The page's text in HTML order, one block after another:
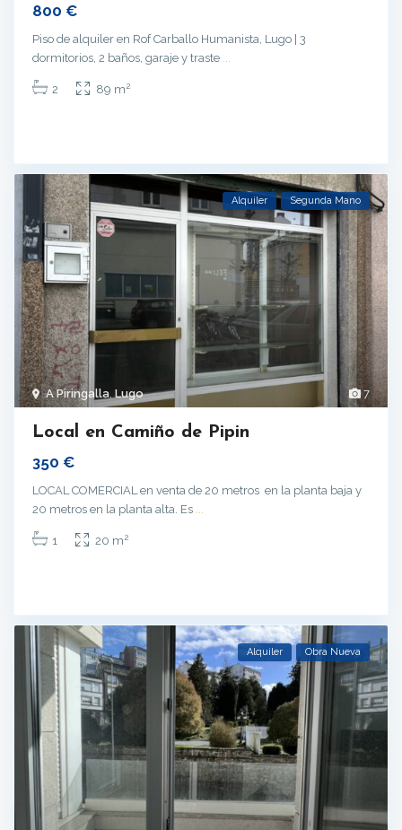
800 €
Piso de alquiler en Rof Carballo Humanista, Lugo | 3
dormitorios, 2 baños, garaje y traste
2 89 m2
7
A Piringalla Lugo
Alquiler Segunda Mano
Local en Camiño de Pipin
350 €
LOCAL COMERCIAL en venta de 20 metros en la planta baja y
20 metros en la planta alta. Es
1 20 m2
Alquiler Obra Nueva